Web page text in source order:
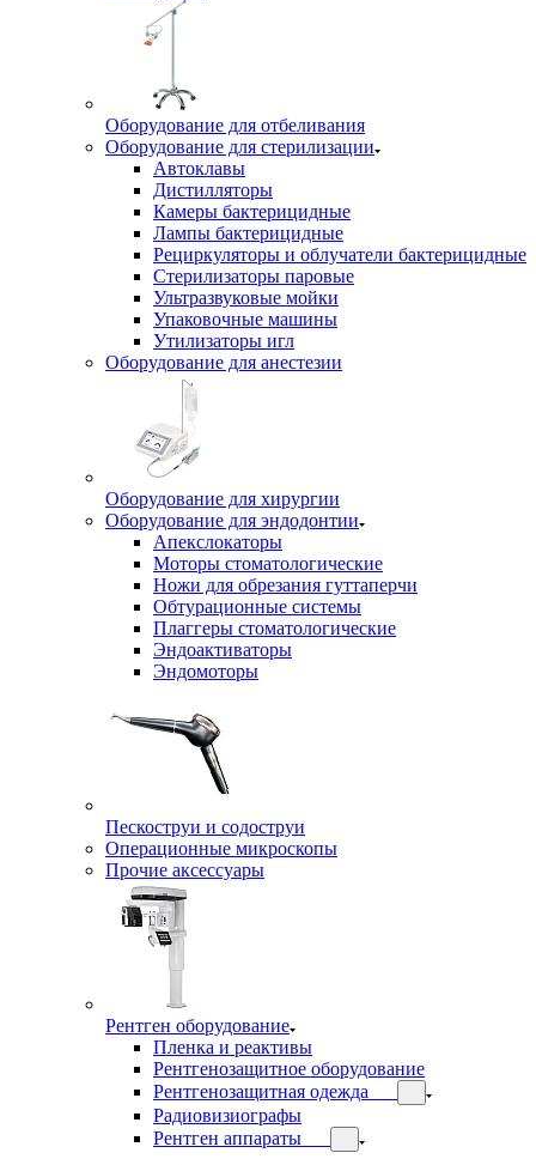
Оборудование для отбеливания
Оборудование для стерилизации
Автоклавы
Дистилляторы
Камеры бактерицидные
Лампы бактерицидные
Рециркуляторы и облучатели бактерицидные
Стерилизаторы паровые
Ультразвуковые мойки
Упаковочные машины
Утилизаторы игл
Оборудование для анестезии
Оборудование для хирургии
Оборудование для эндодонтии
Апекслокаторы
Моторы стоматологические
Ножи для обрезания гуттаперчи
Обтурационные системы
Плаггеры стоматологические
Эндоактиваторы
Эндомоторы
Пескоструи и содоструи
Операционные микроскопы
Прочие аксессуары
Рентген оборудование
Пленка и реактивы
Рентгенозащитное оборудование
Рентгенозащитная одежда
Радиовизиографы
Рентген аппараты